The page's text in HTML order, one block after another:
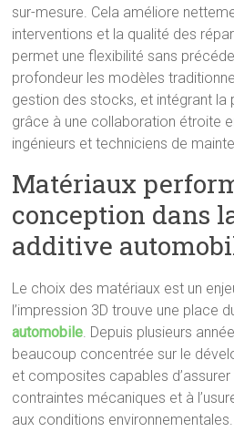
sur-mesure. Cela améliore
interventions et la qualité des
permet une flexibilité sans
profondeur les modèles
gestion des stocks, et intégrant la
grâce à une collaboration étroite
ingénieurs et techniciens de
Matériaux
conception dans
additive
Le choix des matériaux est un
l’impression 3D trouve une place
automobile. Depuis plusieurs
beaucoup concentrée sur le
et composites capables
contraintes mécaniques et à
aux conditions